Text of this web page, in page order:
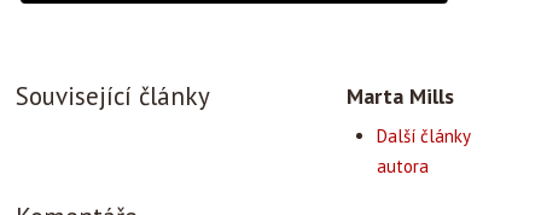
Související články Marta Mills
Další články
autora